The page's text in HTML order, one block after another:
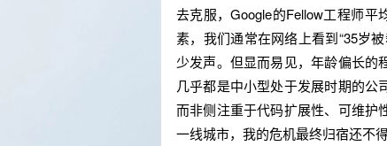
去克服，Google的Fellow工程师平
素，我们通常在网络上看到“35岁
少发声。但显而易见，年龄偏长的
几乎都是中小型处于发展时期的公
而非侧注重于代码扩展性、可维护
一线城市，我的危机最终归宿还不